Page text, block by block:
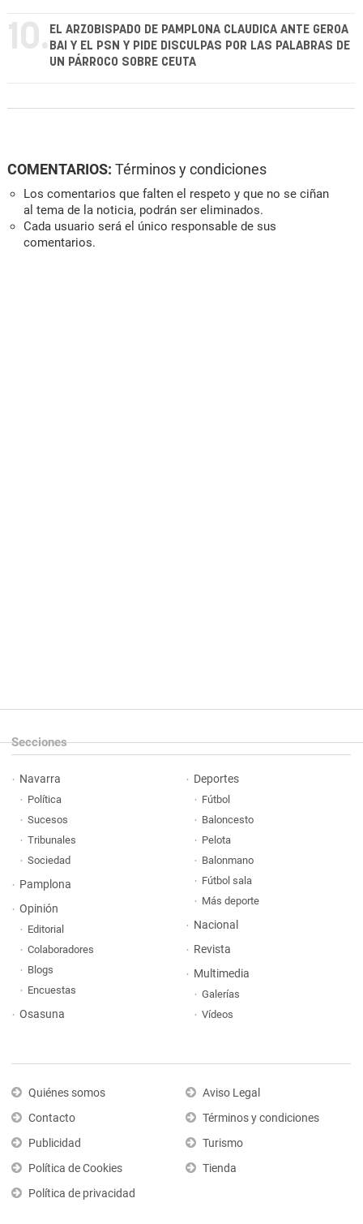
10. EL ARZOBISPADO DE PAMPLONA CLAUDICA ANTE GEROA
BAI Y EL PSN Y PIDE DISCULPAS POR LAS PALABRAS DE
UN PÁRROCO SOBRE CEUTA
COMENTARIOS: Términos y condiciones
Los comentarios que falten el respeto y que no se ciñan
al tema de la noticia, podrán ser eliminados.
Cada usuario será el único responsable de sus
comentarios.
Secciones
Navarra
Política
Sucesos
Tribunales
Sociedad
Pamplona
Opinión
Editorial
Colaboradores
Blogs
Encuestas
Osasuna
Deportes
Fútbol
Baloncesto
Pelota
Balonmano
Fútbol sala
Más deporte
Nacional
Revista
Multimedia
Galerías
Vídeos
Quiénes somos
Contacto
Publicidad
Política de Cookies
Política de privacidad
Aviso Legal
Términos y condiciones
Turismo
Tienda